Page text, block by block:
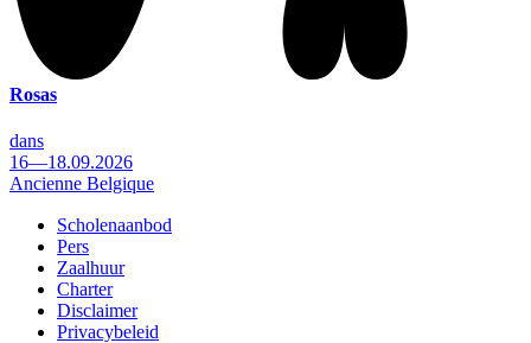
Rosas
dans
16—18.09.2026
Ancienne Belgique
Footer
Scholenaanbod
Pers
Zaalhuur
Charter
Disclaimer
Privacybeleid